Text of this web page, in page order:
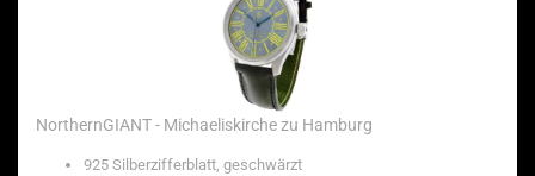
NorthernGIANT - Michaeliskirche zu Hamburg
925 Silberzifferblatt, geschwärzt